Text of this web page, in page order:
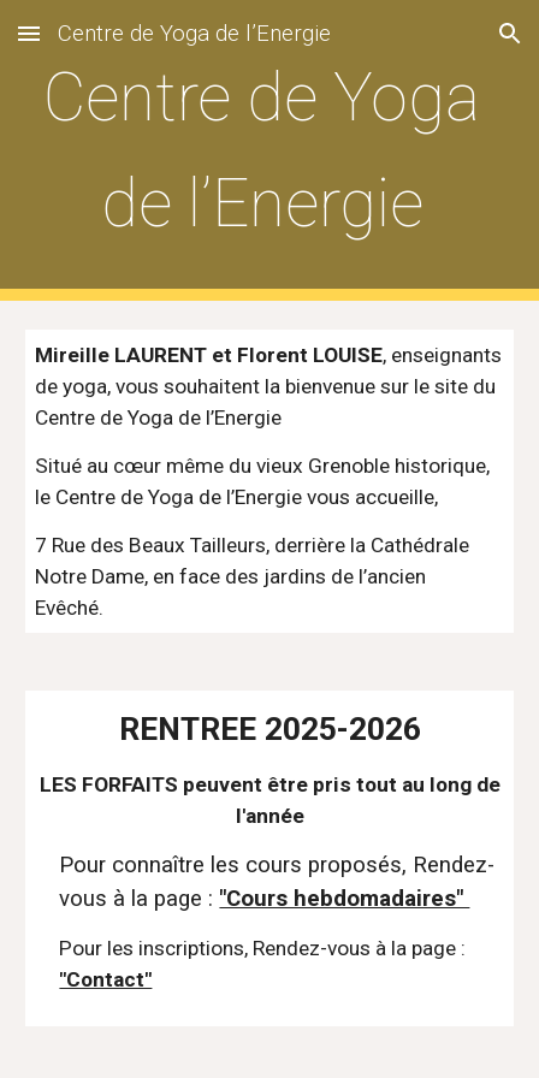
Skip to main content Skip to navigation
Centre de Yoga de l’Energie
Centre de Yoga
de l’Energie
Mireille LAURENT et Florent LOUISE, enseignants
de yoga, vous souhaitent la bienvenue sur le site du
Centre de Yoga de l’Energie
Situé au cœur même du vieux Grenoble historique,
le Centre de Yoga de l’Energie vous accueille,
7 Rue des Beaux Tailleurs, derrière la Cathédrale
Notre Dame, en face des jardins de l’ancien
Evêché.
RENTREE2025-2026
LES FORFAITS peuvent être pris tout au long de
l'année
Pour connaître les cours proposés, Rendez-
vous à la page : "Cours hebdomadaires"
Pour les inscriptions, Rendez-vous à la page :
"Contact"